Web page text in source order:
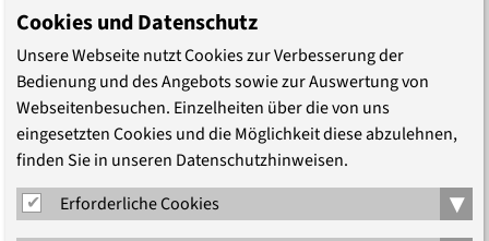
Elimheim - Michelsberg /
Rumänien
Cookies und Datenschutz
Unsere Webseite nutzt Cookies zur Verbesserung der
Bedienung und des Angebots sowie zur Auswertung von
Webseitenbesuchen. Einzelheiten über die von uns
eingesetzten Cookies und die Möglichkeit diese abzulehnen,
finden Sie in unseren Datenschutzhinweisen.
Erforderliche Cookies
▾